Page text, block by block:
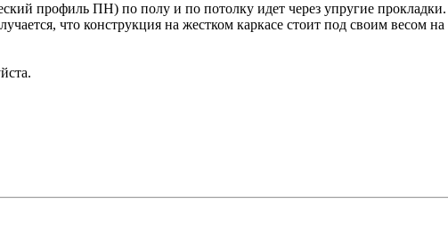
профиль ПН) по полу и по потолку идет через упругие прокладки.
что конструкция на жестком каркасе стоит под своим весом